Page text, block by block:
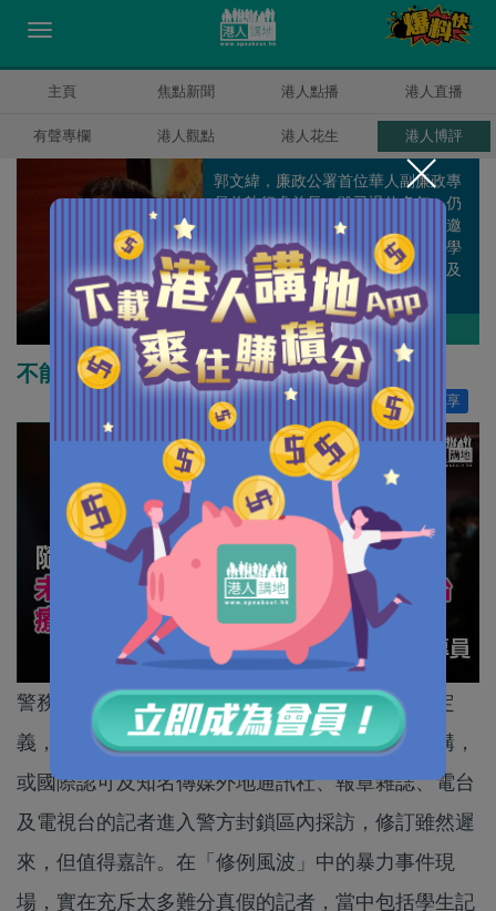
主頁 焦點新聞 港人點播 港人直播
有聲專欄 港人觀點 港人花生 港人博評
郭文緯
郭文緯，廉政公署首位華人副廉政專
員兼執行處首長，雖已退休多年，仍
積極參與全球的反貪工作，多次獲邀
到外國分享反貪經驗，亦是香港大學
專業進修學院國際反貪課程的主任及
客座教授。
作者其他博評
不能單靠行業「自律」 政府監管不可或缺
分享
154
警務處早前修訂《警察通例》有關「傳媒代表」定
義，只容許已登記新聞處新聞發布系統的傳媒機構，
或國際認可及知名傳媒外地通訊社、報章雜誌、電台
及電視台的記者進入警方封鎖區內採訪，修訂雖然遲
來，但值得嘉許。在「修例風波」中的暴力事件現
場，實在充斥太多難分真假的記者，當中包括學生記